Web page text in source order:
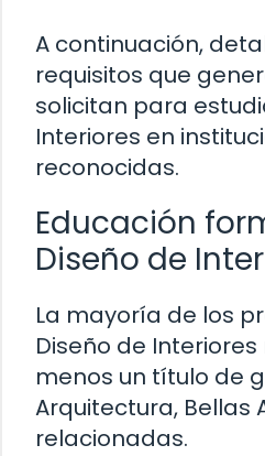
A continuación,
requisitos que
solicitan para
Interiores en
reconocidas.
Educación
Diseño de
La mayoría de los
Diseño de
menos un título de
Arquitectura, Bellas
relacionadas.